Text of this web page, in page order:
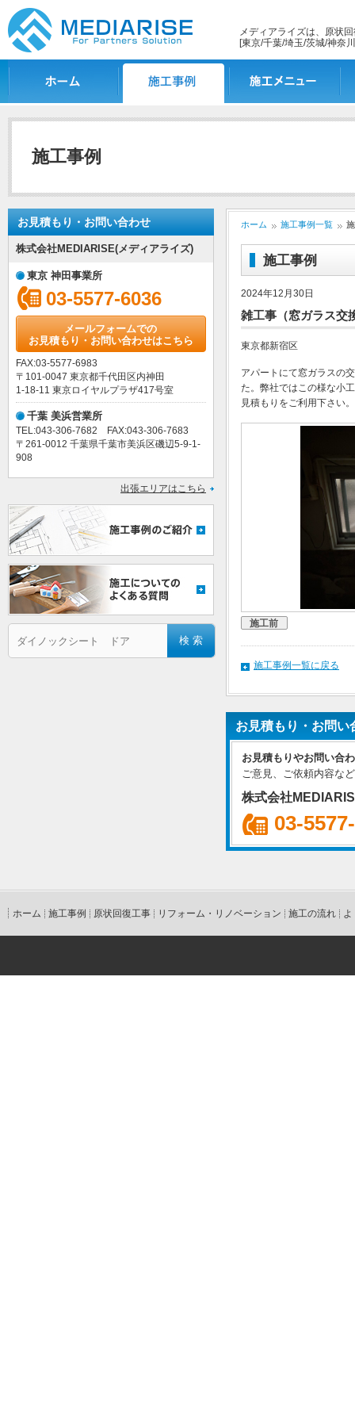
メディアライズは、原状
[東京/千葉/埼玉/茨城/神奈
施工事例
お見積もり・お問い合わせ
株式会社MEDIARISE(メディアライズ)
東京 神田事業所
03-5577-6036
メールフォームでの
お見積もり・お問い合わせはこちら
FAX:03-5577-6983
〒101-0047 東京都千代田区内神田
1-18-11 東京ロイヤルプラザ417号室
千葉 美浜営業所
TEL:043-306-7682 FAX:043-306-7683
〒261-0012 千葉県千葉市美浜区磯辺5-9-1-
908
出張エリアはこちら
ホーム 施工事例一覧
施工事例
2024年12月30日
雑工事（窓ガラス交
東京都新宿区
アパートにて窓ガラスの
た。弊社ではこの様な小
見積もりをご利用下さい
施工前
施工事例一覧に戻る
お見積もり・お問い
お見積もりやお問い合
ご意見、ご依頼内容な
株式会社
03-
ホーム 施工事例 原状回復工事 リフォーム・リノベーション 施工の流れ よ